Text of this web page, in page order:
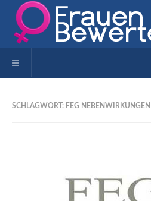
Toggle navigation
SCHLAGWORT: FEG NEBENWIRKUNGEN